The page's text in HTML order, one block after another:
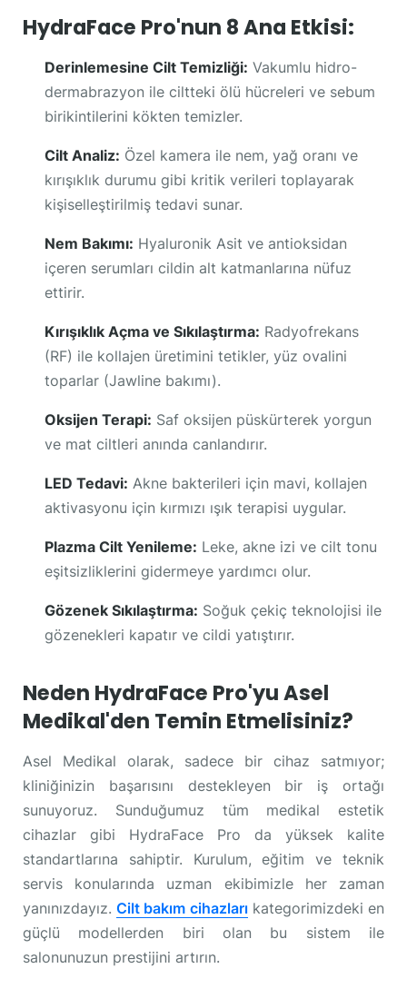
HydraFace Pro'nun 8 Ana Etkisi:
Derinlemesine Cilt Temizliği: Vakumlu hidro-
dermabrazyon ile ciltteki ölü hücreleri ve sebum
birikintilerini kökten temizler.
Cilt Analiz: Özel kamera ile nem, yağ oranı ve
kırışıklık durumu gibi kritik verileri toplayarak
kişiselleştirilmiş tedavi sunar.
Nem Bakımı: Hyaluronik Asit ve antioksidan
içeren serumları cildin alt katmanlarına nüfuz
ettirir.
Kırışıklık Açma ve Sıkılaştırma: Radyofrekans
(RF) ile kollajen üretimini tetikler, yüz ovalini
toparlar (Jawline bakımı).
Oksijen Terapi: Saf oksijen püskürterek yorgun
ve mat ciltleri anında canlandırır.
LED Tedavi: Akne bakterileri için mavi, kollajen
aktivasyonu için kırmızı ışık terapisi uygular.
Plazma Cilt Yenileme: Leke, akne izi ve cilt tonu
eşitsizliklerini gidermeye yardımcı olur.
Gözenek Sıkılaştırma: Soğuk çekiç teknolojisi ile
gözenekleri kapatır ve cildi yatıştırır.
Neden HydraFace Pro'yu Asel
Medikal'den Temin Etmelisiniz?
Asel Medikal olarak, sadece bir cihaz satmıyor;
kliniğinizin başarısını destekleyen bir iş ortağı
sunuyoruz. Sunduğumuz tüm medikal estetik
cihazlar gibi HydraFace Pro da yüksek kalite
standartlarına sahiptir. Kurulum, eğitim ve teknik
servis konularında uzman ekibimizle her zaman
yanınızdayız.Cilt bakım cihazlarıkategorimizdeki en
güçlü modellerden biri olan bu sistem ile
salonunuzun prestijini artırın.